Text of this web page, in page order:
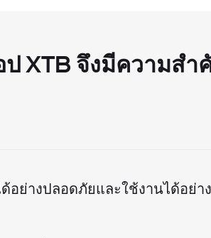
XTB จึงมีความสำ
อย่างปลอดภัยและใช้งานได้อย่า